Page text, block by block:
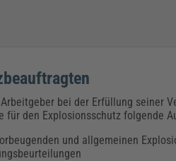
bei der Erfüllung seiner
den Explosionsschutz folgende
und allgemeinen